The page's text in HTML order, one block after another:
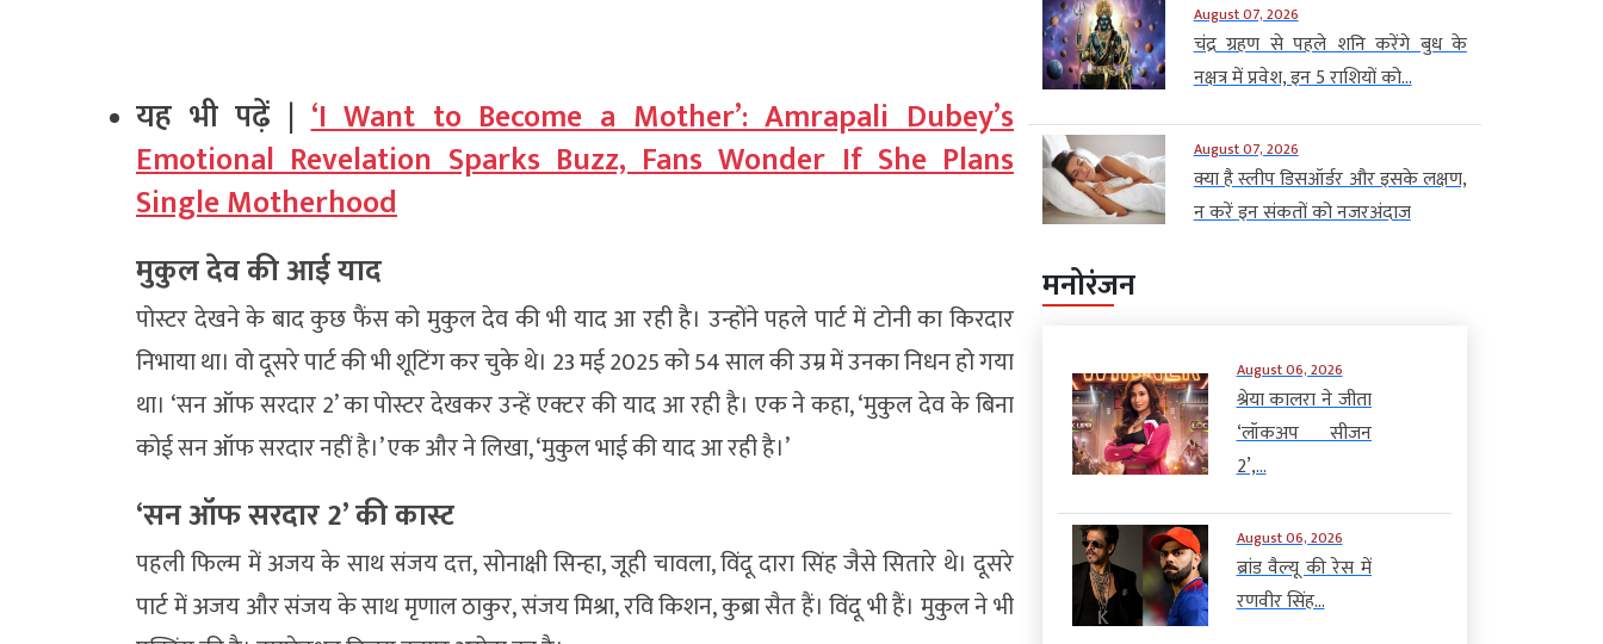
यह भी पढ़ें |‘I Want to Become a Mother’: Amrapali Dubey’s
Emotional Revelation Sparks Buzz, Fans Wonder If She Plans
Single Motherhood
मुकुल देव की आई याद
पोस्टर देखने के बाद कुछ फैंस को मुकुल देव की भी याद आ रही है। उन्होंने पहले पार्ट में टोनी का किरदार
निभाया था। वो दूसरे पार्ट की भी शूटिंग कर चुके थे। 23 मई 2025 को 54 साल की उम्र में उनका निधन हो गया
था। ‘सन ऑफ सरदार 2’ का पोस्टर देखकर उन्हें एक्टर की याद आ रही है। एक ने कहा, ‘मुकुल देव के बिना
कोई सन ऑफ सरदार नहीं है।’ एक और ने लिखा, ‘मुकुल भाई की याद आ रही है।’
‘सन ऑफ सरदार 2’ की कास्ट
पहली फिल्म में अजय के साथ संजय दत्त, सोनाक्षी सिन्हा, जूही चावला, विंदू दारा सिंह जैसे सितारे थे। दूसरे
पार्ट में अजय और संजय के साथ मृणाल ठाकुर, संजय मिश्रा, रवि किशन, कुब्रा सैत हैं। विंदू भी हैं। मुकुल ने भी
August 07, 2026
चंद्र ग्रहण से पहले शनि करेंगे बुध के
नक्षत्र में प्रवेश, इन 5 राशियों को...
August 07, 2026
क्या है स्लीप डिसऑर्डर और इसके लक्षण,
न करें इन संकतों को नजरअंदाज
मनोरंजन
August 06, 2026
श्रेया कालरा ने जीता
‘लॉकअप सीजन
2’,...
August 06, 2026
ब्रांड वैल्यू की रेस में
रणवीर सिंह...